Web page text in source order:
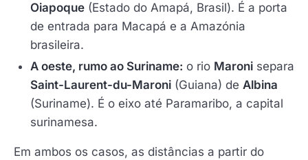
Oiapoque (Estado do Amapá, Brasil). É a porta
de entrada para Macapá e a Amazónia
brasileira.
A oeste, rumo ao Suriname: o rio Maroni separa
Saint-Laurent-du-Maroni (Guiana) de Albina
(Suriname). É o eixo até Paramaribo, a capital
surinamesa.
Em ambos os casos, as distâncias a partir do